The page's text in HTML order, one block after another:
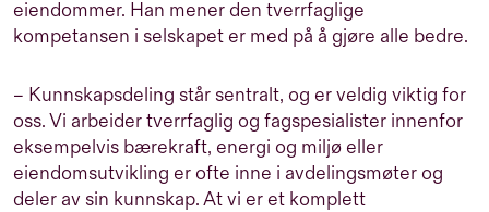
eiendommer. Han mener den tverrfaglige
kompetansen i selskapet er med på å gjøre alle bedre.
– Kunnskapsdeling står sentralt, og er veldig viktig for
oss. Vi arbeider tverrfaglig og fagspesialister innenfor
eksempelvis bærekraft, energi og miljø eller
eiendomsutvikling er ofte inne i avdelingsmøter og
deler av sin kunnskap. At vi er et komplett